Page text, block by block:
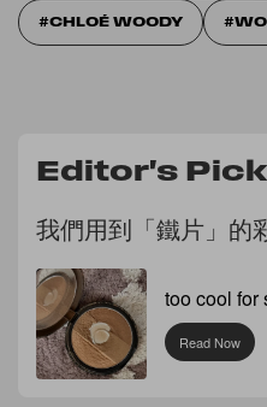
CHLOÉ WOODY
Editor's Pick
我們用到「鐵片」的
too cool for
Read Now